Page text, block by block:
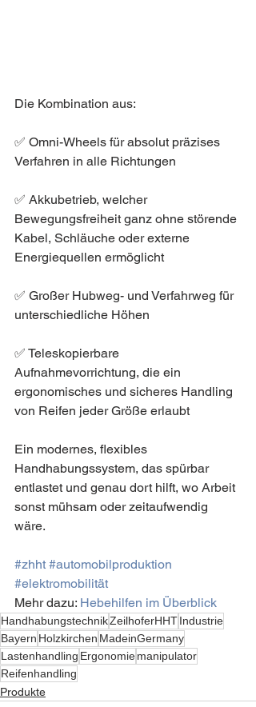
Die Kombination aus:
✅ Omni-Wheels für absolut präzises
Verfahren in alle Richtungen
✅ Akkubetrieb, welcher
Bewegungsfreiheit ganz ohne störende
Kabel, Schläuche oder externe
Energiequellen ermöglicht
✅ Großer Hubweg- und Verfahrweg für
unterschiedliche Höhen
✅ Teleskopierbare
Aufnahmevorrichtung, die ein
ergonomisches und sicheres Handling
von Reifen jeder Größe erlaubt
Ein modernes, flexibles
Handhabungssystem, das spürbar
entlastet und genau dort hilft, wo Arbeit
sonst mühsam oder zeitaufwendig
wäre.
#zhht #automobilproduktion
#elektromobilität
Mehr dazu: Hebehilfen im Überblick
HandhabungstechnikZeilhoferHHTIndustrie
Bayern Holzkirchen MadeinGermany
Lastenhandling Ergonomiemanipulator
Reifenhandling
Produkte